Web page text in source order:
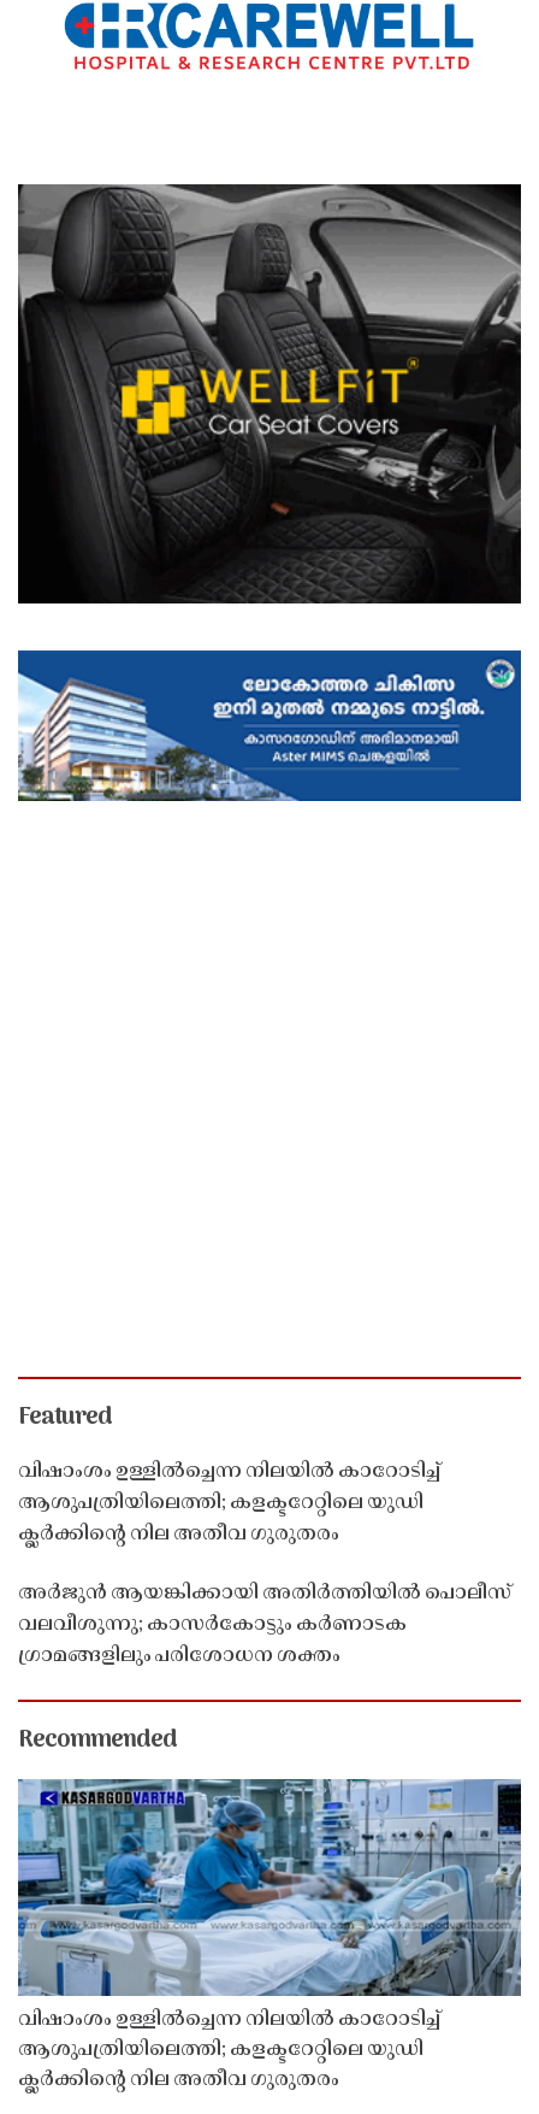
Featured
വിഷാംശം ഉള്ളിൽച്ചെന്ന നിലയിൽ കാറോടിച്ച്
ആശുപത്രിയിലെത്തി; കളക്ടറേറ്റിലെ യുഡി
ക്ലർക്കിൻ്റെ നില അതീവ ഗുരുതരം
അർജുൻ ആയങ്കിക്കായി അതിർത്തിയിൽ പൊലീസ്
വലവീശുന്നു; കാസർകോട്ടും കർണാടക
ഗ്രാമങ്ങളിലും പരിശോധന ശക്തം
Recommended
വിഷാംശം ഉള്ളിൽച്ചെന്ന നിലയിൽ കാറോടിച്ച്
ആശുപത്രിയിലെത്തി; കളക്ടറേറ്റിലെ യുഡി
ക്ലർക്കിൻ്റെ നില അതീവ ഗുരുതരം